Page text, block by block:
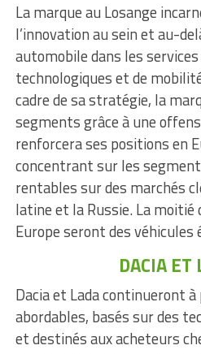
La marque au Losange
l’innovation au sein et au-
automobile dans les
technologiques et de
cadre de sa stratégie, la
segments grâce à une
renforcera ses positions en
concentrant sur les
rentables sur des marchés
latine et la Russie. La moitié
Europe seront des véhicules
DACIA ET
Dacia et Lada continueront
abordables, basés sur des
et destinés aux acheteurs